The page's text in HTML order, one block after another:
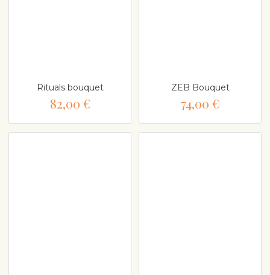
Rituals bouquet
82,00 €
ZEB Bouquet
74,00 €